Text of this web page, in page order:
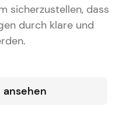
sicherzustellen, dass
durch klare und